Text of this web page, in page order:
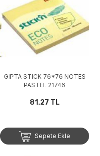
GIPTA STICK 76*76 NOTES
PASTEL 21746
81.27 TL
Sepete Ekle